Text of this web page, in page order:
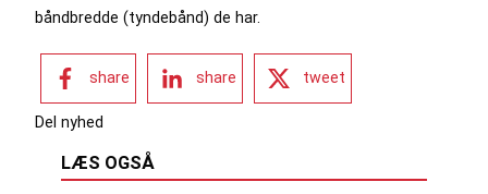
båndbredde (tyndebånd) de har.
share share tweet
Del nyhed
LÆS OGSÅ